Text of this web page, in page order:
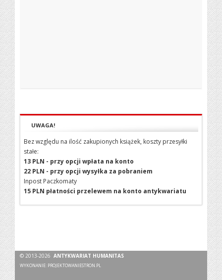
UWAGA!
Bez względu na ilość zakupionych książek, koszty przesyłki
stałe:
13 PLN - przy opcji wpłata na konto
22 PLN - przy opcji wysyłka za pobraniem
Inpost Paczkomaty
15 PLN płatności przelewem na konto antykwariatu
© 2013-2026ANTYKWARIAT HUMANITAS
WYKONANIE: PROJEKTOWANIESTRON.PL